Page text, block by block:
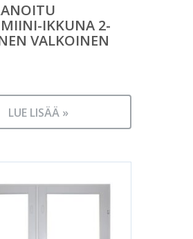
IKKUNA 2-
VALKOINEN
LUE LISÄÄ »